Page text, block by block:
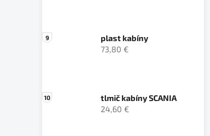
plast kabíny
73,80 €
tlmič kabíny SCANIA
24,60 €